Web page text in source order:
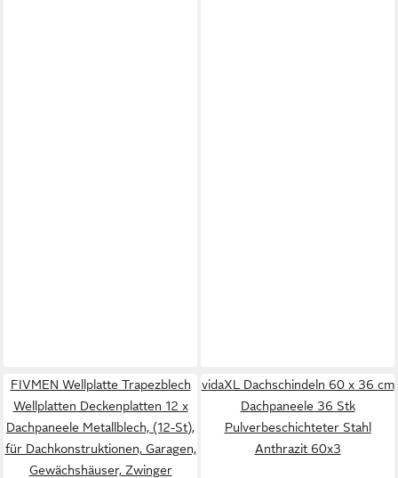
FIVMEN Wellplatte Trapezblech
Wellplatten Deckenplatten 12 x
Dachpaneele Metallblech, (12-St),
für Dachkonstruktionen, Garagen,
Gewächshäuser, Zwinger
vidaXL Dachschindeln 60 x 36 cm
Dachpaneele 36 Stk
Pulverbeschichteter Stahl
Anthrazit 60x3